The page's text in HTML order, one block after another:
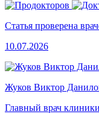
Статья проверена
10.07.2026
Жуков Виктор
Главный врач